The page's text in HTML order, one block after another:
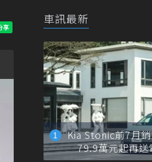
車訊最新
Kia Stonic前7月
79.9萬元起再送